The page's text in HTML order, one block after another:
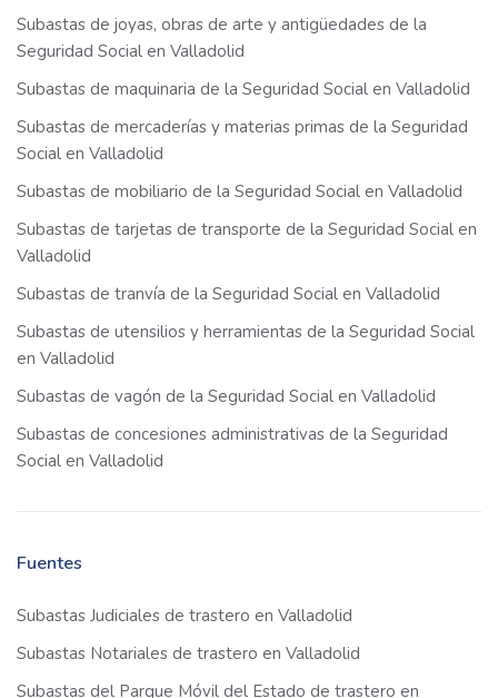
Subastas de joyas, obras de arte y antigüedades de la
Seguridad Social en Valladolid
Subastas de maquinaria de la Seguridad Social en Valladolid
Subastas de mercaderías y materias primas de la Seguridad
Social en Valladolid
Subastas de mobiliario de la Seguridad Social en Valladolid
Subastas de tarjetas de transporte de la Seguridad Social en
Valladolid
Subastas de tranvía de la Seguridad Social en Valladolid
Subastas de utensilios y herramientas de la Seguridad Social
en Valladolid
Subastas de vagón de la Seguridad Social en Valladolid
Subastas de concesiones administrativas de la Seguridad
Social en Valladolid
Fuentes
Subastas Judiciales de trastero en Valladolid
Subastas Notariales de trastero en Valladolid
Subastas del Parque Móvil del Estado de trastero en